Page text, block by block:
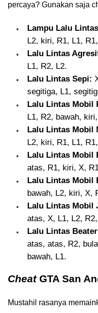
percaya? Gunakan saja
Lampu Lalu
L2, kiri, R1, L1,
Lalu Lintas
L1, R2, L2.
Lalu Lintas Sepi:
segitiga, L1,
Lalu Lintas Mobil
L1, R2, bawah,
Lalu Lintas Mobil
L2, kiri, R1, L1,
Lalu Lintas Mobil
atas, R1, kiri, X,
Lalu Lintas Mobil
bawah, L2, kiri, X,
Lalu Lintas Mobil
atas, X, L1, L2,
Lalu Lintas
atas, atas, R2,
bawah, L1.
CheatGTA San
Mustahil rasanya